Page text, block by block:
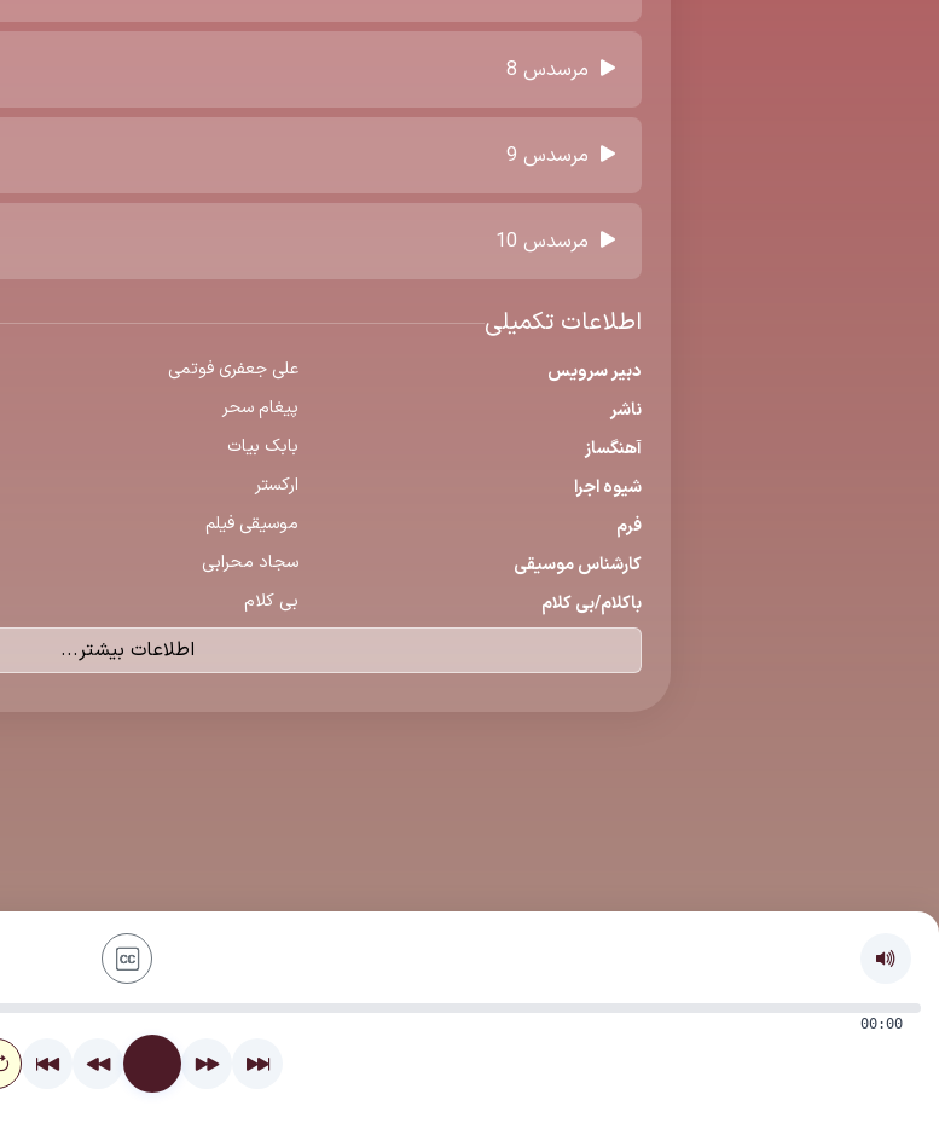
مرسدس 8
مرسدس 9
مرسدس 10
اطلاعات تکمیلی
دبیر سرویس
علی جعفری فوتمی
ناشر
پیغام سحر
آهنگساز
بابک بیات
شیوه اجرا
ارکستر
فرم
موسیقی فیلم
كارشناس موسیقی
سجاد محرابی
باكلام/بی كلام
بی کلام
اطلاعات بیشتر...
00:00